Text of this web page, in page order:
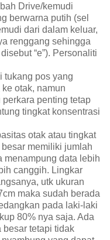
Drive/kemudi
berwarna putih (sel
dari dalam keluar,
renggang sehingga
“e”). Personaliti
tukang pos yang
otak, namun
penting tetap
tingkat konsentrasi
otak atau tingkat
memiliki jumlah
menampung data lebih
canggih. Lingkar
utk ukuran
maka sudah berada
pada laki-laki
80% nya saja. Ada
besar tetapi tidak